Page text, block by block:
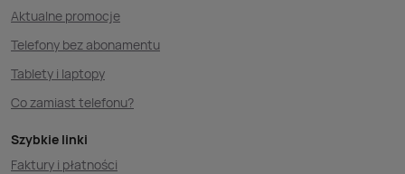
Aktualne promocje
Telefony bez abonamentu
Tablety i laptopy
Co zamiast telefonu?
Szybkie linki
Faktury i płatności